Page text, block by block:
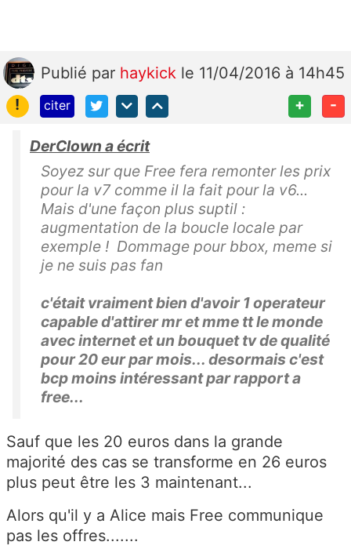
Publié par haykick le 11/04/2016 à 14h45
!
citer + -
DerClown a écrit
Soyez sur que Free fera remonter les prix
pour la v7 comme il la fait pour la v6...
Mais d'une façon plus suptil :
augmentation de la boucle locale par
exemple ! Dommage pour bbox, meme si
je ne suis pas fan
c'était vraiment bien d'avoir 1 operateur
capable d'attirer mr et mme tt le monde
avec internet et un bouquet tv de qualité
pour 20 eur par mois... desormais c'est
bcp moins intéressant par rapport a
free...
Sauf que les 20 euros dans la grande
majorité des cas se transforme en 26 euros
plus peut être les 3 maintenant...
Alors qu'il y a Alice mais Free communique
pas les offres.......